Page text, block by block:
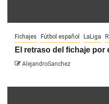
Fichajes Fútbol español LaLiga
El retraso del fichaje por
AlejandroSanchez